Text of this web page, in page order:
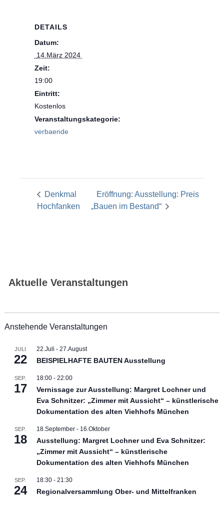
DETAILS
Datum:
14.März 2024
Zeit:
19:00
Eintritt:
Kostenlos
Veranstaltungskategorie:
verbaende
Denkmal
Hochfanken
Eröffnung: Ausstellung: Preis
„Bauen im Bestand“
Aktuelle Veranstaltungen
Anstehende Veranstaltungen
JULI
22
22.Juli - 27.August
BEISPIELHAFTE BAUTEN Ausstellung
SEP.
17
18:00- 22:00
Vernissage zur Ausstellung: Margret Lochner und
Eva Schnitzer: „Zimmer mit Aussicht“ – künstlerische
Dokumentation des alten Viehhofs München
SEP.
18
18.September- 16.Oktober
Ausstellung: Margret Lochner und Eva Schnitzer:
„Zimmer mit Aussicht“ – künstlerische
Dokumentation des alten Viehhofs München
SEP.
24
18:30- 21:30
Regionalversammlung Ober- und Mittelfranken